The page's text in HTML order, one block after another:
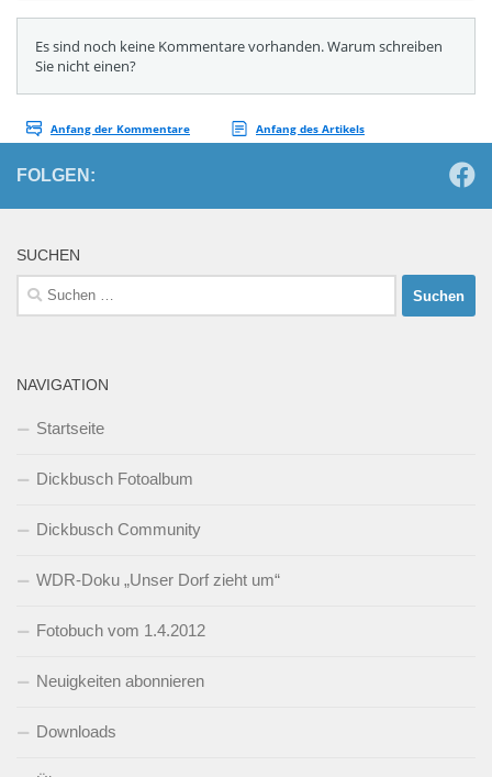
FOLGEN:
SUCHEN
Suchen
nach:
NAVIGATION
Startseite
Dickbusch Fotoalbum
Dickbusch Community
WDR-Doku „Unser Dorf zieht um“
Fotobuch vom 1.4.2012
Neuigkeiten abonnieren
Downloads